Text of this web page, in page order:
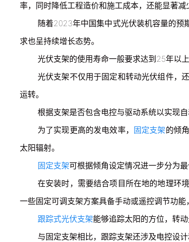
率，同时降低工程造价和施工成本，还能显著
随着2023年中国集中式光伏装机容量的预
求也呈持续增长态势。
光伏支架的使用寿命一般要求达到25年以
光伏支架不仅用于固定和转动光伏组件，
运转。
根据支架是否包含电控与驱动系统以实现
为了实现更高的发电效率， 固定支架的倾
太阳辐射。
固定支架可根据倾角设定情况进一步分为
在安装时，需要结合项目所在地的地理环
一些固定可调支架方案具备手动或遥控调节功能
跟踪式光伏支架能够追踪太阳的方位，转
与固定支架相比，跟踪支架还涉及电控设